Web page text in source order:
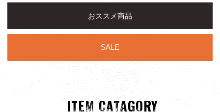
おススメ商品
SALE
ITEM CATAGORY